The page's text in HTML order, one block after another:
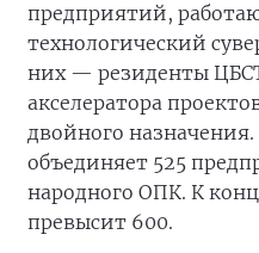
предприятий,
технологический
них — резиденты
акселератора
двойного
объединяет 525
народного ОПК. К
превысит 600.